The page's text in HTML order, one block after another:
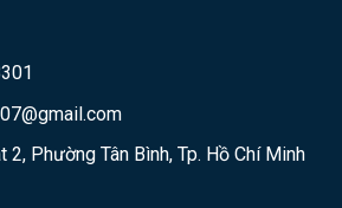
2, Phường Tân Bình, Tp. Hồ Chí Minh